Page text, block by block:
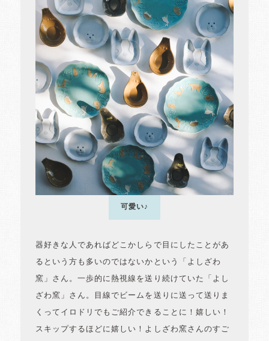
可愛い♪
器好きな人であればどこかしらで目にしたことがあ
るという方も多いのではないかという「よしざわ
窯」さん。一歩的に熱視線を送り続けていた「よし
ざわ窯」さん。目線でビームを送りに送って送りま
くってイロドリでもご紹介できることに！嬉しい！
スキップするほどに嬉しい！よしざわ窯さんのすご